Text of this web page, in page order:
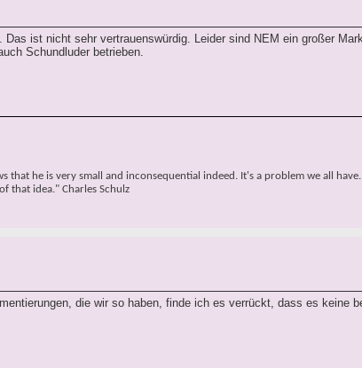
ist nicht sehr vertrauenswürdig. Leider sind NEM ein großer
Schundluder betrieben.
that he is very small and inconsequential indeed. It's a problem we all
that idea." Charles Schulz
die wir so haben, finde ich es verrückt, dass es keine